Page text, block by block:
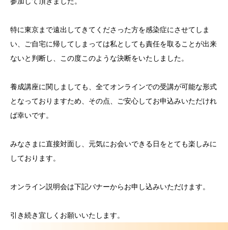
特に東京まで遠出してきてくださった方を感染症にさせてしま
い、ご自宅に帰してしまっては私としても責任を取ることが出来
ないと判断し、この度このような決断をいたしました。
養成講座に関しましても、全てオンラインでの受講が可能な形式
となっておりますため、その点、ご安心してお申込みいただけれ
ば幸いです。
みなさまに直接対面し、元気にお会いできる日をとても楽しみに
しております。
オンライン説明会は下記バナーからお申し込みいただけます。
引き続き宜しくお願いいたします。